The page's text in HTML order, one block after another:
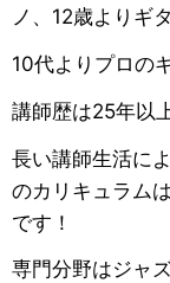
ノ、12歳よりギ
10代よりプロの
講師歴は25年以
長い講師生活に
のカリキュラム
です！
専門分野はジャ